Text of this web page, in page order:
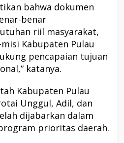
bahwa dokumen
benar
riil masyarakat,
Kabupaten Pulau
pencapaian tujuan
katanya.
Kabupaten Pulau
Unggul, Adil, dan
dijabarkan dalam
prioritas daerah.